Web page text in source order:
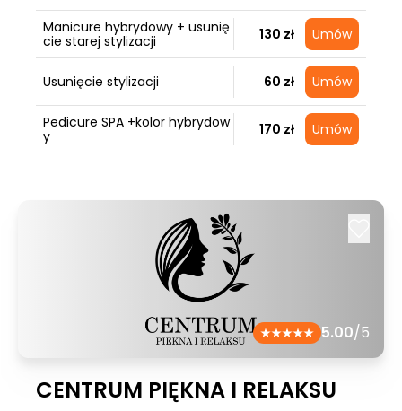
Manicure hybrydowy + usunię
cie starej stylizacji
130 zł Umów
Usunięcie stylizacji 60 zł Umów
Pedicure SPA +kolor hybrydow
y
170 zł Umów
5.00/5
CENTRUM PIĘKNA I RELAKSU